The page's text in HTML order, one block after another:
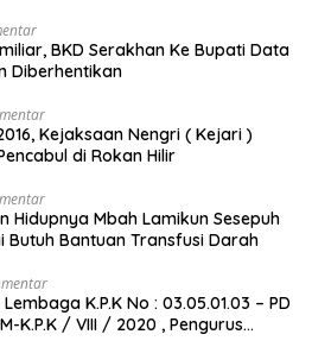
BKD Serakhan Ke Bupati Data
Diberhentikan
Kejaksaan Nengri ( Kejari )
di Rokan Hilir
Hidupnya Mbah Lamikun Sesepuh
Butuh Bantuan Transfusi Darah
No : 03.05.01.03 – PD
K.P.K / VIII / 2020 , Pengurus